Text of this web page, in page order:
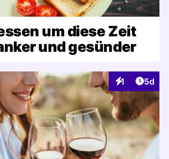
um diese Zeit
und gesünder
1
Interaktionen
5d